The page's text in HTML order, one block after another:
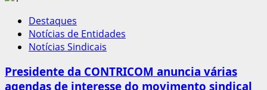
Destaques
Notícias de Entidades
Notícias Sindicais
Presidente da CONTRICOM anuncia várias
agendas de interesse do movimento sindical